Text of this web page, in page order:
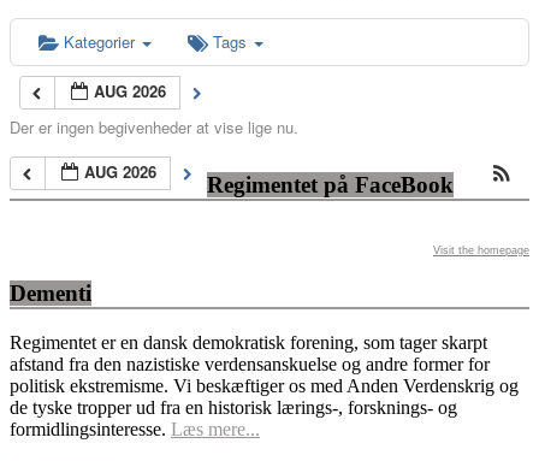
Kategorier Tags
AUG 2026
Der er ingen begivenheder at vise lige nu.
AUG 2026
Regimentet på FaceBook
Visit the homepage
Dementi
Regimentet er en dansk demokratisk forening, som tager skarpt
afstand fra den nazistiske verdensanskuelse og andre former for
politisk ekstremisme. Vi beskæftiger os med Anden Verdenskrig og
de tyske tropper ud fra en historisk lærings-, forsknings- og
formidlingsinteresse. Læs mere...